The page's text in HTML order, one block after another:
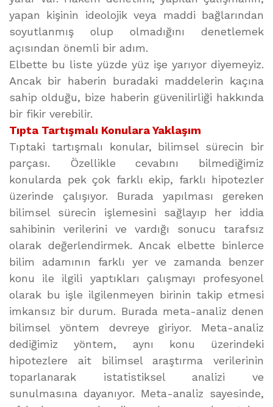
yapan kişinin ideolojik veya maddi bağlarından
soyutlanmış olup olmadığını denetlemek
açısından önemli bir adım.
Elbette bu liste yüzde yüz işe yarıyor diyemeyiz.
Ancak bir haberin buradaki maddelerin kaçına
sahip olduğu, bize haberin güvenilirliği hakkında
bir fikir verebilir.
Tıpta Tartışmalı Konulara Yaklaşım
Tıptaki tartışmalı konular, bilimsel sürecin bir
parçası. Özellikle cevabını bilmediğimiz
konularda pek çok farklı ekip, farklı hipotezler
üzerinde çalışıyor. Burada yapılması gereken
bilimsel sürecin işlemesini sağlayıp her iddia
sahibinin verilerini ve vardığı sonucu tarafsız
olarak değerlendirmek. Ancak elbette binlerce
bilim adamının farklı yer ve zamanda benzer
konu ile ilgili yaptıkları çalışmayı profesyonel
olarak bu işle ilgilenmeyen birinin takip etmesi
imkansız bir durum. Burada meta-analiz denen
bilimsel yöntem devreye giriyor. Meta-analiz
dediğimiz yöntem, aynı konu üzerindeki
hipotezlere ait bilimsel araştırma verilerinin
toparlanarak istatistiksel analizi ve
sunulmasına dayanıyor. Meta-analiz sayesinde,